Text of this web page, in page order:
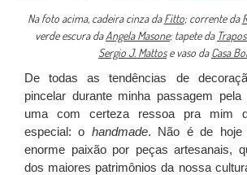
Na foto acima, cadeira cinza daFitto; corrente da
verde escura daAngela Masone; tapete da
Sergio J. Mattose vaso daCasa
De todas as tendências de
pincelar durante minha passagem pela
uma com certeza ressoa pra mim
especial: o handmade. Não é de hoje
enorme paixão por peças artesanais,
dos maiores patrimônios da nossa